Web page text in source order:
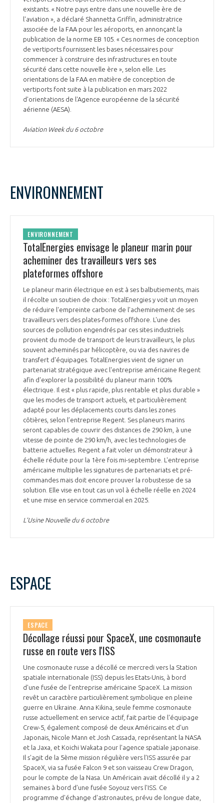
existants. « Notre pays entre dans une nouvelle ère de
l'aviation », a déclaré Shannetta Griffin, administratrice
associée de la FAA pour les aéroports, en annonçant la
publication de la norme EB 105. « Ces normes de conception
de vertiports fournissent les bases nécessaires pour
commencer à construire des infrastructures en toute
sécurité dans cette nouvelle ère », selon elle. Les
orientations de la FAA en matière de conception de
vertiports font suite à la publication en mars 2022
d'orientations de l'Agence européenne de la sécurité
aérienne (AESA).
Aviation Week du 6 octobre
ENVIRONNEMENT
ENVIRONNEMENT
TotalEnergies envisage le planeur marin pour
acheminer des travailleurs vers ses
plateformes offshore
Le planeur marin électrique en est à ses balbutiements, mais
il récolte un soutien de choix : TotalEnergies y voit un moyen
de réduire l'empreinte carbone de l'acheminement de ses
travailleurs vers des plates-formes offshore. L'une des
sources de pollution engendrés par ces sites industriels
provient du mode de transport de leurs travailleurs, le plus
souvent acheminés par hélicoptère, ou via des navires de
transfert d'équipages. TotalEnergies vient de signer un
partenariat stratégique avec l'entreprise américaine Regent
afin d'explorer la possibilité du planeur marin 100%
électrique. Il est « plus rapide, plus rentable et plus durable »
que les modes de transport actuels, et particulièrement
adapté pour les déplacements courts dans les zones
côtières, selon l’entreprise Regent. Ses planeurs marins
seront capables de couvrir des distances de 290 km, à une
vitesse de pointe de 290 km/h, avec les technologies de
batterie actuelles. Regent a fait voler un démonstrateur à
échelle réduite pour la 1ère fois mi-septembre. L'entreprise
américaine multiplie les signatures de partenariats et pré-
commandes mais doit encore prouver la robustesse de sa
solution. Elle vise en tout cas un vol à échelle réelle en 2024
et une mise en service commercial en 2025.
L’Usine Nouvelle du 6 octobre
ESPACE
ESPACE
Décollage réussi pour SpaceX, une cosmonaute
russe en route vers l'ISS
Une cosmonaute russe a décollé ce mercredi vers la Station
spatiale internationale (ISS) depuis les Etats-Unis, à bord
d'une fusée de l'entreprise américaine SpaceX. La mission
revêt un caractère particulièrement symbolique en pleine
guerre en Ukraine. Anna Kikina, seule femme cosmonaute
russe actuellement en service actif, fait partie de l'équipage
Crew-5, également composé de deux Américains et d'un
Japonais, Nicole Mann et Josh Cassada, représentant la NASA
et la Jaxa, et Koichi Wakata pour l'agence spatiale japonaise.
Il s'agit de la 5ème mission régulière vers l’ISS assurée par
SpaceX, via sa fusée Falcon 9 et son vaisseau Crew Dragon,
pour le compte de la Nasa. Un Américain avait décollé il y a 2
semaines à bord d’une fusée Soyouz vers l'ISS. Ce
programme d'échange d'astronautes, prévu de longue date,